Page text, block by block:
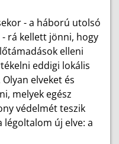
- a háború utolsó
rá kellett jönni, hogy
elleni
eddigi lokális
elveket és
melyek egész
védelmét teszik
új elve: a